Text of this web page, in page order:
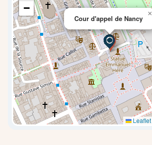
Cour d'appel de Nancy
×
−
Leaflet